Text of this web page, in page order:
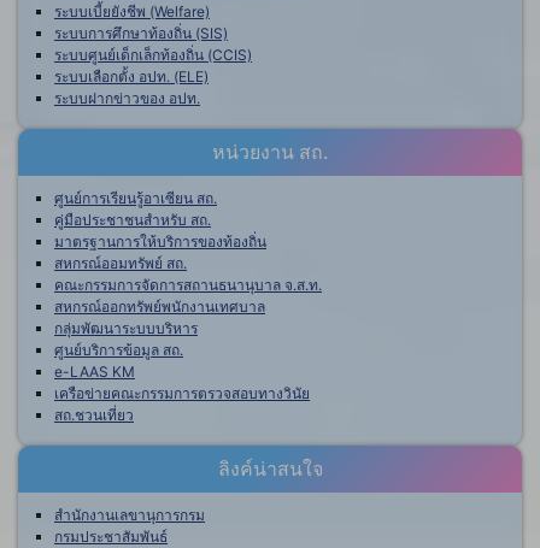
ระบบเบี้ยยังชีพ (Welfare)
ระบบการศึกษาท้องถิ่น (SIS)
ระบบศูนย์เด็กเล็กท้องถิ่น (CCIS)
ระบบเลือกตั้ง อปท. (ELE)
ระบบฝากข่าวของ อปท.
หน่วยงาน สถ.
ศูนย์การเรียนรู้อาเซียน สถ.
คู่มือประชาชนสำหรับ สถ.
มาตรฐานการให้บริการของท้องถิ่น
สหกรณ์ออมทรัพย์ สถ.
คณะกรรมการจัดการสถานธนานุบาล จ.ส.ท.
สหกรณ์ออกทรัพย์พนักงานเทศบาล
กลุ่มพัฒนาระบบบริหาร
ศูนย์บริการข้อมูล สถ.
e-LAAS KM
เครือข่ายคณะกรรมการตรวจสอบทางวินัย
สถ.ชวนเที่ยว
ลิงค์น่าสนใจ
สำนักงานเลขานุการกรม
กรมประชาสัมพันธ์